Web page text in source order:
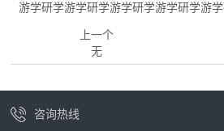
游学研学游学研学游学研学游学研学游
上一个
无
咨询热线